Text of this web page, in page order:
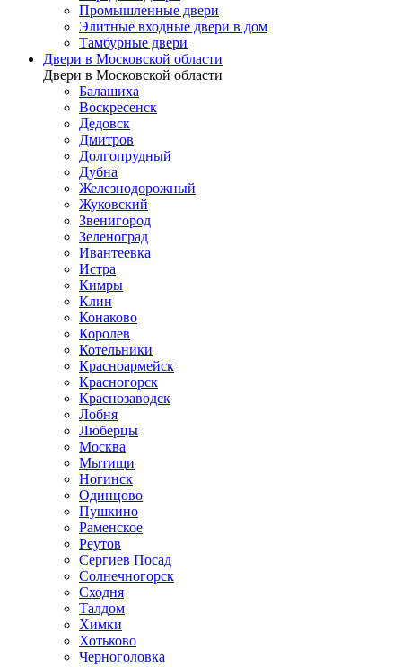
Промышленные двери
Элитные входные двери в дом
Тамбурные двери
Двери в Московской области
Двери в Московской области
Балашиха
Воскресенск
Дедовск
Дмитров
Долгопрудный
Дубна
Железнодорожный
Жуковский
Звенигород
Зеленоград
Ивантеевка
Истра
Кимры
Клин
Конаково
Королев
Котельники
Красноармейск
Красногорск
Краснозаводск
Лобня
Люберцы
Москва
Мытищи
Ногинск
Одинцово
Пушкино
Раменское
Реутов
Сергиев Посад
Солнечногорск
Сходня
Талдом
Химки
Хотьково
Черноголовка